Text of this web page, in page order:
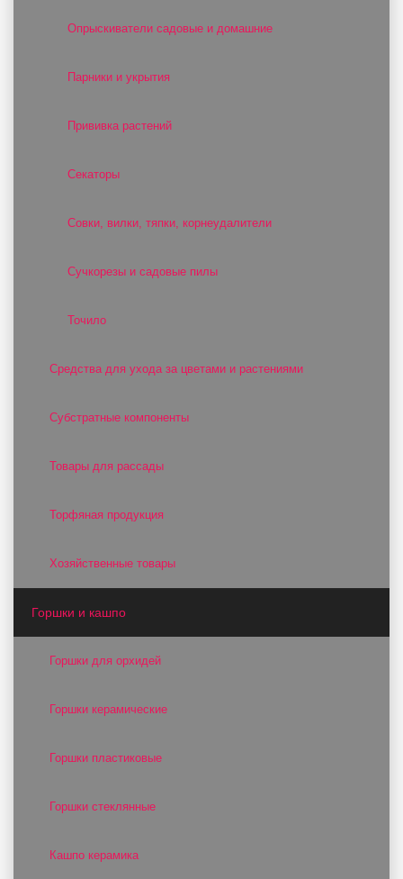
Опрыскиватели садовые и домашние
Парники и укрытия
Прививка растений
Секаторы
Совки, вилки, тяпки, корнеудалители
Сучкорезы и садовые пилы
Точило
Средства для ухода за цветами и растениями
Субстратные компоненты
Товары для рассады
Торфяная продукция
Хозяйственные товары
Горшки и кашпо
Горшки для орхидей
Горшки керамические
Горшки пластиковые
Горшки стеклянные
Кашпо керамика